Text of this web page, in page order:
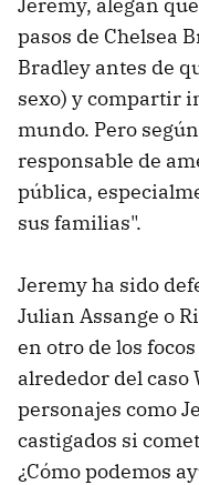
pasos de Chelsea
Bradley antes de
sexo) y compartir
mundo. Pero
responsable de
pública,
sus familias".
Jeremy ha sido
Julian Assange o
en otro de los
alrededor del
personajes como
castigados si
¿Cómo podemos